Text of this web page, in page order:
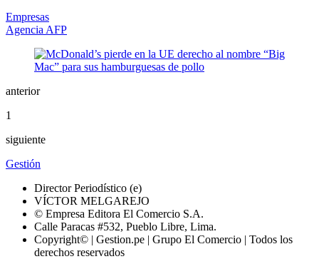
Empresas
Agencia AFP
anterior
1
siguiente
Gestión
Director Periodístico (e)
VÍCTOR MELGAREJO
© Empresa Editora El Comercio S.A.
Calle Paracas #532, Pueblo Libre, Lima.
Copyright© | Gestion.pe | Grupo El Comercio | Todos los
derechos reservados